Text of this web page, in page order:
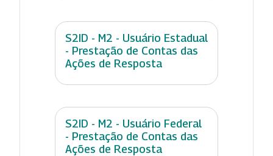
S2ID - M2 - Usuário Estadual
- Prestação de Contas das
Ações de Resposta
S2ID - M2 - Usuário Federal
- Prestação de Contas das
Ações de Resposta